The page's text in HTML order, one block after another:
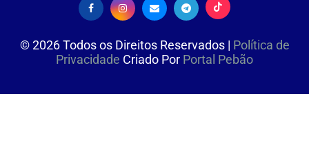
©2026Todos os Direitos Reservados | Política de
Privacidade Criado Por Portal Pebão